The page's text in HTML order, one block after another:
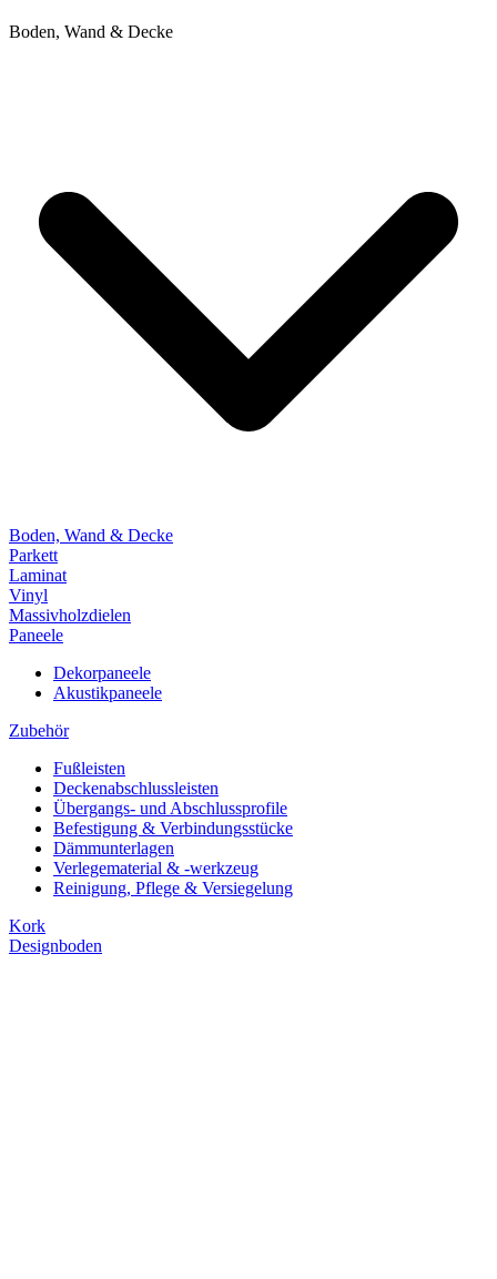
Boden, Wand & Decke
Boden, Wand & Decke
Parkett
Laminat
Vinyl
Massivholzdielen
Paneele
Dekorpaneele
Akustikpaneele
Zubehör
Fußleisten
Deckenabschlussleisten
Übergangs- und Abschlussprofile
Befestigung & Verbindungsstücke
Dämmunterlagen
Verlegematerial & -werkzeug
Reinigung, Pflege & Versiegelung
Kork
Designboden